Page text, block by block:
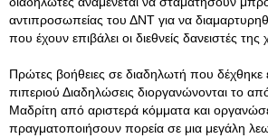
αντιπροσωπείας του ΔΝΤ για να
που έχουν επιβάλει οι διεθνείς δανειστές της
Πρώτες βοήθειες σε διαδηλωτή που δέχθηκε
πιπεριού Διαδηλώσεις διοργανώνονται το
Μαδρίτη από αριστερά κόμματα και
πραγματοποιήσουν πορεία σε μια μεγάλη